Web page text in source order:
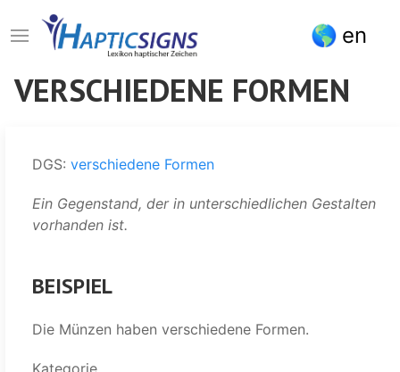
zum
en
VERSCHIEDENE FORMEN
DGS: verschiedene Formen
Ein Gegenstand, der in unterschiedlichen Gestalten
vorhanden ist.
BEISPIEL
Die Münzen haben verschiedene Formen.
Kategorie